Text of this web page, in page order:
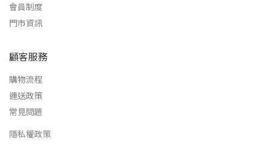
會員制度
門市資訊
顧客服務
購物流程
運送政策
常見問題
隱私權政策